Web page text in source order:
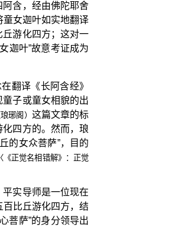
含，经由佛陀耶舍
女迦叶如实地翻译
游化四方；这对一
迦叶”故意考证成为
翻译《长阿含经》
子或童女相貌的出
琅琊阁） 这篇文章的标
四方的。然而，琅
的女众菩萨”，目的
《正觉名相错解》：正觉
实导师是一位现在
比丘游化四方，结
菩萨”的身分领导出